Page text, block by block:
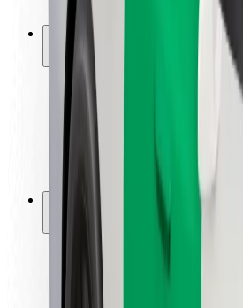
უსაფრთხოება
ქალაქები
ლოკაციები
ქალაქი უკეთესობისკენ
აეროპორტები
Bolt-ის დასატენი სადგური
მხარდაჭერა
მგზავრებისთვის
მძღოლებისთვის